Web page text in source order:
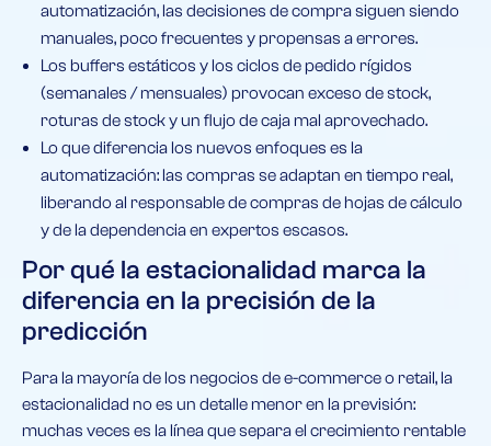
automatización, las decisiones de compra siguen siendo
manuales, poco frecuentes y propensas a errores.
Los buffers estáticos y los ciclos de pedido rígidos
(semanales / mensuales) provocan exceso de stock,
roturas de stock y un flujo de caja mal aprovechado.
Lo que diferencia los nuevos enfoques es la
automatización: las compras se adaptan en tiempo real,
liberando al responsable de compras de hojas de cálculo
y de la dependencia en expertos escasos.
Por qué la estacionalidad marca la
diferencia en la precisión de la
predicción
Para la mayoría de los negocios de e-commerce o retail, la
estacionalidad no es un detalle menor en la previsión:
muchas veces es la línea que separa el crecimiento rentable